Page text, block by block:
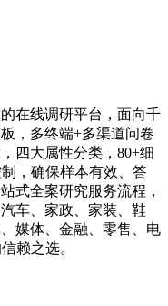
在线调研平台，面向千
，多终端+多渠道问卷
四大属性分类，80+细
，确保样本有效、答
式全案研究服务流程，
车、家政、家装、鞋
媒体、金融、零售、电
赖之选。